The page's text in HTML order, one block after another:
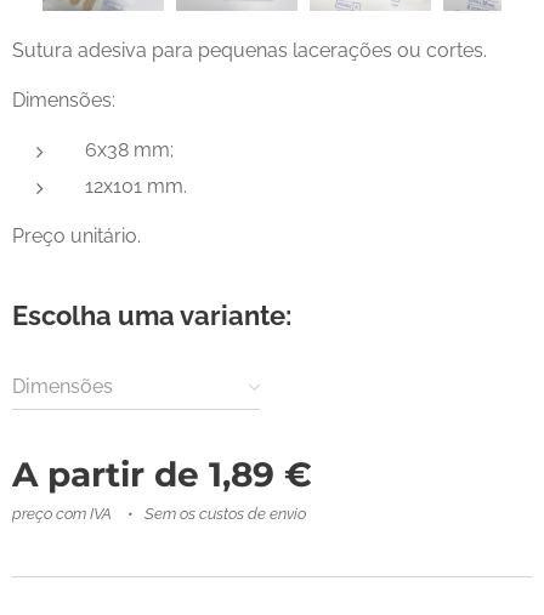
Sutura adesiva para pequenas lacerações ou cortes.
Dimensões:
6x38 mm;
12x101 mm.
Preço unitário.
Escolha uma variante:
Dimensões
A partir de 1,89 €
preço com IVA Sem os custos de envio